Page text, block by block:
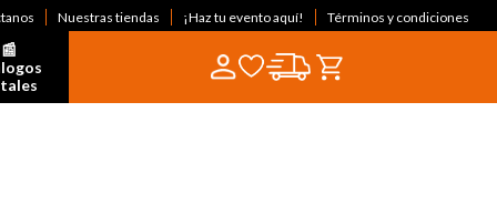
Nuestras tiendas ¡Haz tu evento aquí! Términos y condiciones